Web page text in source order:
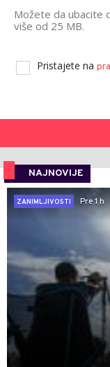
Možete da ubacite
više od 25 MB.
Pristajete na
NAJNOVIJE
ZANIMLJIVOSTI
Pre 1 h